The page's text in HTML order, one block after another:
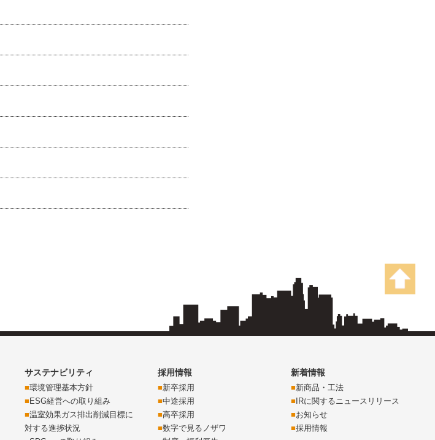
サステナビリティ
環境管理基本方針
ESG経営への取り組み
温室効果ガス排出削減目標に
対する進捗状況
採用情報
新卒採用
中途採用
高卒採用
数字で見るノザワ
新着情報
新商品・工法
IRに関するニュースリリース
お知らせ
採用情報